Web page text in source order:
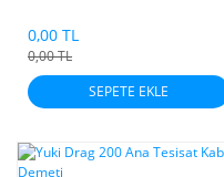
0,00 TL
0,00 TL
SEPETE EKLE